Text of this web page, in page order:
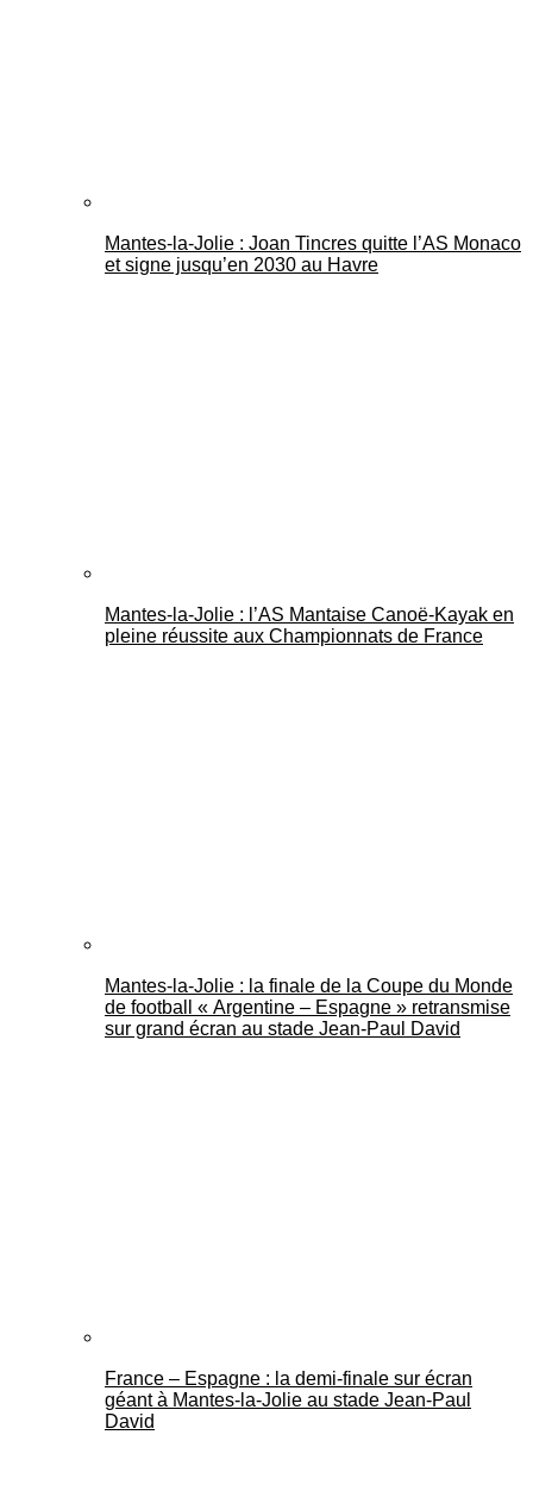
Mantes-la-Jolie : Joan Tincres quitte l’AS Monaco
et signe jusqu’en 2030 au Havre
Mantes-la-Jolie : l’AS Mantaise Canoë‑Kayak en
pleine réussite aux Championnats de France
Mantes-la-Jolie : la finale de la Coupe du Monde
de football « Argentine – Espagne » retransmise
sur grand écran au stade Jean-Paul David
France – Espagne : la demi-finale sur écran
géant à Mantes-la-Jolie au stade Jean-Paul
David